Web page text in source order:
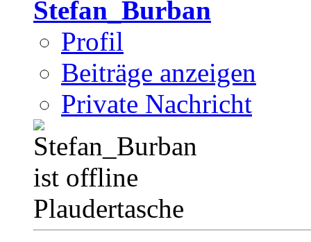
Stefan_Burban
Profil
Beiträge anzeigen
Private Nachricht
Plaudertasche